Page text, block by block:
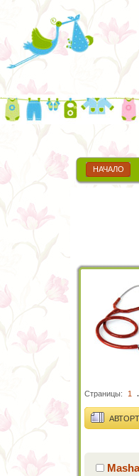
НАЧАЛО
Страницы: 1
АВТОР